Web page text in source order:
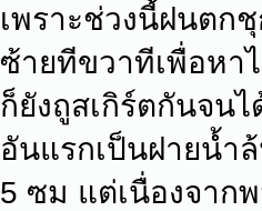
เพราะช่วงนี้ฝนตก
ซ้ายทีขวาทีเพื่อหา
ก็ยังถูสเกิร์ตกันจน
อันแรกเป็นฝายน้ำ
5 ซม แต่เนื่องจาก